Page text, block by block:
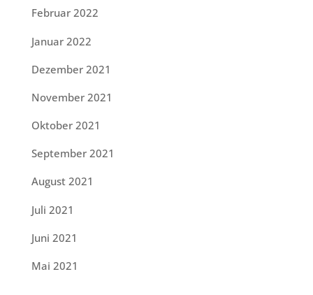
Februar 2022
Januar 2022
Dezember 2021
November 2021
Oktober 2021
September 2021
August 2021
Juli 2021
Juni 2021
Mai 2021